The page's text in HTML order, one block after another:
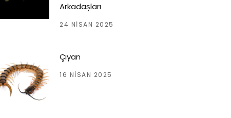
Arkadaşları
24 NISAN 2025
Çıyan
16 NISAN 2025